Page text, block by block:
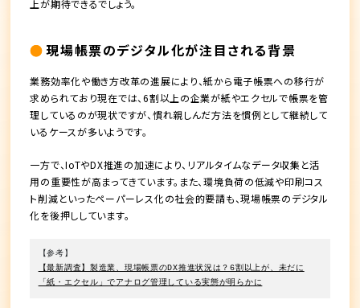
上が期待できるでしょう。
現場帳票のデジタル化が注目される背景
業務効率化や働き方改革の進展により、紙から電子帳票への移行が
求められており現在では、6割以上の企業が紙やエクセルで帳票を管
理しているのが現状ですが、慣れ親しんだ方法を慣例として継続して
いるケースが多いようです。
一方で、IoTやDX推進の加速により、リアルタイムなデータ収集と活
用の重要性が高まってきています。また、環境負荷の低減や印刷コス
ト削減といったペーパーレス化の社会的要請も、現場帳票のデジタル
化を後押ししています。
【参考】
【最新調査】製造業、現場帳票のDX推進状況は？6割以上が、未だに
「紙・エクセル」でアナログ管理している実態が明らかに